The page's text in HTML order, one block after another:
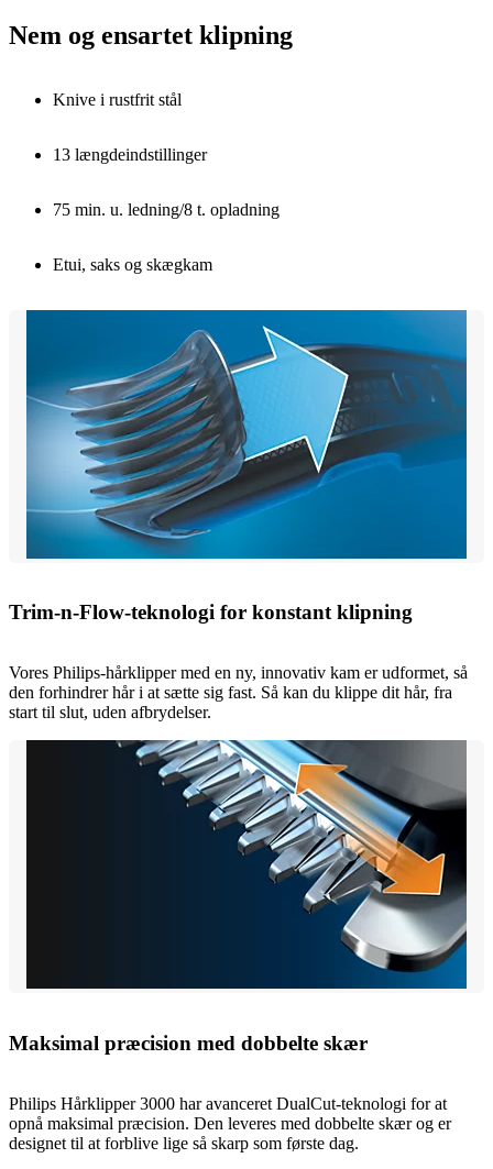
Nem og ensartet klipning
Knive i rustfrit stål
13 længdeindstillinger
75 min. u. ledning/8 t. opladning
Etui, saks og skægkam
Trim-n-Flow-teknologi for konstant klipning
Vores Philips-hårklipper med en ny, innovativ kam er udformet, så
den forhindrer hår i at sætte sig fast. Så kan du klippe dit hår, fra
start til slut, uden afbrydelser.
Maksimal præcision med dobbelte skær
Philips Hårklipper 3000 har avanceret DualCut-teknologi for at
opnå maksimal præcision. Den leveres med dobbelte skær og er
designet til at forblive lige så skarp som første dag.